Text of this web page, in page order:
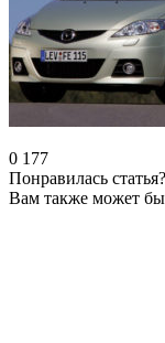
0 177
Понравилась
Вам также может